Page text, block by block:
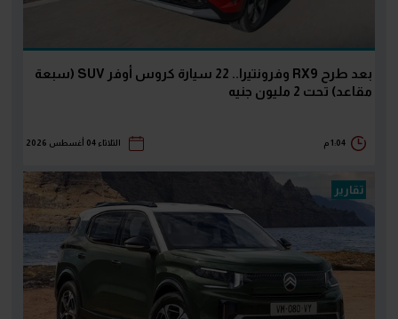
بعد طرح RX9 وفرونتيرا.. 22 سيارة كروس أوفر SUV (سبعة
مقاعد) تحت 2 مليون جنيه
1:04 م الثلاثاء 04 أغسطس 2026
تقارير